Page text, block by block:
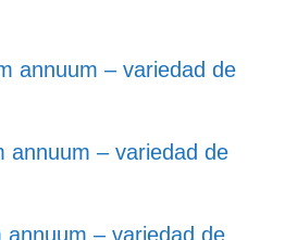
annuum – variedad de
annuum – variedad de
annuum – variedad de